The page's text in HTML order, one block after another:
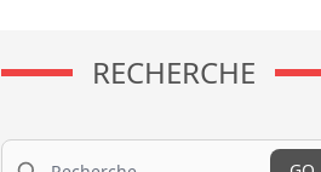
RECHERCHE
Recherche